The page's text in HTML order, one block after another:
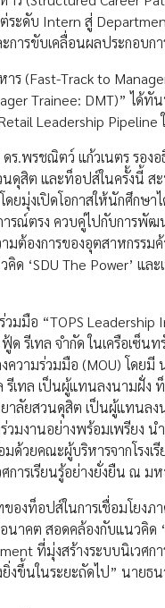
ระดับ Intern สู่
การขับเคลื่อนผลประกอบก
าร (Fast-Track to
Trainee: DMT)” ได้ทั
Leadership Pipeline
ร.พรชณิตว์ แก้วเนตร รอง
ดุสิต และท็อปส์ในครั้งนี้ ส
ยมุ่งเปิดโอกาสให้นักศึกษา
รณ์ตรง ควบคู่ไปกับการพั
ต้องการของอุตสาหกรรมค้
คิด ‘SDU The Power’
วมมือ “TOPS
รีเทล จำกัด ในเครือเซ็น
วามร่วมมือ (MOU) โดยมี
รีเทล เป็นผู้แทนลงนามฝั่
ยาลัยสวนดุสิต เป็นผู้แทนล
มงานอย่างพร้อมเพรียง น
วยคณะผู้บริหารจากโรงเ
ศการเรียนรู้อย่างยั่งยืน ณ
องท็อปส์ในการเชื่อมโยงภ
นาคต สอดคล้องกับแนวคิด
ที่มุ่งสร้างระบบนิเวศ
งขึ้นในระยะถัดไป” นายธ